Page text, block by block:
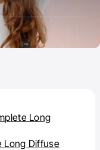
Long
Long Diffuse